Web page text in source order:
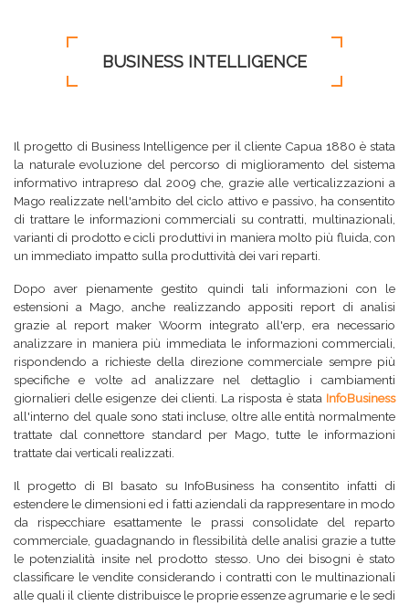
BUSINESS INTELLIGENCE
Il progetto di Business Intelligence per il cliente Capua 1880 è stata
la naturale evoluzione del percorso di miglioramento del sistema
informativo intrapreso dal 2009 che, grazie alle verticalizzazioni a
Mago realizzate nell'ambito del ciclo attivo e passivo, ha consentito
di trattare le informazioni commerciali su contratti, multinazionali,
varianti di prodotto e cicli produttivi in maniera molto più fluida, con
un immediato impatto sulla produttività dei vari reparti.
Dopo aver pienamente gestito quindi tali informazioni con le
estensioni a Mago, anche realizzando appositi report di analisi
grazie al report maker Woorm integrato all'erp, era necessario
analizzare in maniera più immediata le informazioni commerciali,
rispondendo a richieste della direzione commerciale sempre più
specifiche e volte ad analizzare nel dettaglio i cambiamenti
giornalieri delle esigenze dei clienti. La risposta è stata InfoBusiness
all'interno del quale sono stati incluse, oltre alle entità normalmente
trattate dal connettore standard per Mago, tutte le informazioni
trattate dai verticali realizzati.
Il progetto di BI basato su InfoBusiness ha consentito infatti di
estendere le dimensioni ed i fatti aziendali da rappresentare in modo
da rispecchiare esattamente le prassi consolidate del reparto
commerciale, guadagnando in flessibilità delle analisi grazie a tutte
le potenzialità insite nel prodotto stesso. Uno dei bisogni è stato
classificare le vendite considerando i contratti con le multinazionali
alle quali il cliente distribuisce le proprie essenze agrumarie e le sedi